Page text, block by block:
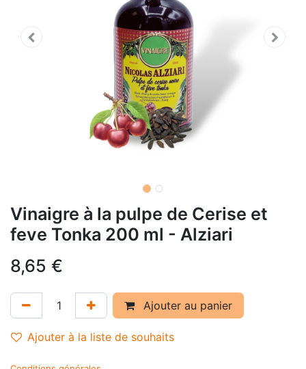
Vinaigre à la pulpe de Cerise et
feve Tonka 200 ml - Alziari
8,65 €
Ajouter au panier
Ajouter à la liste de souhaits